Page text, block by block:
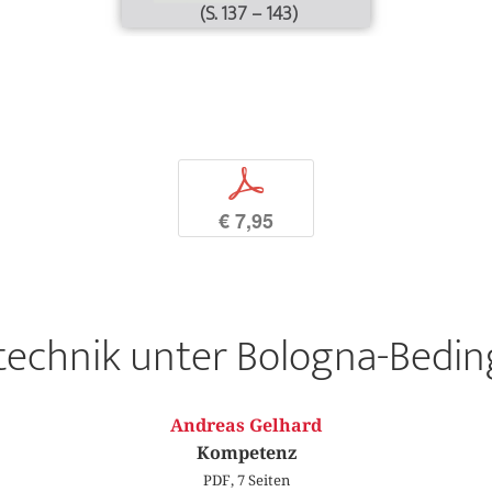
(S. 137 – 143)
p
€ 7,95
unter Bologna-
Andreas Gelhard
Kompetenz
PDF, 7 Seiten